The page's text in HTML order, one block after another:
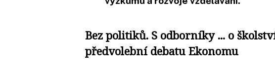
Bez politiků. S odborníky ... o
předvolební debatu Ekonomu